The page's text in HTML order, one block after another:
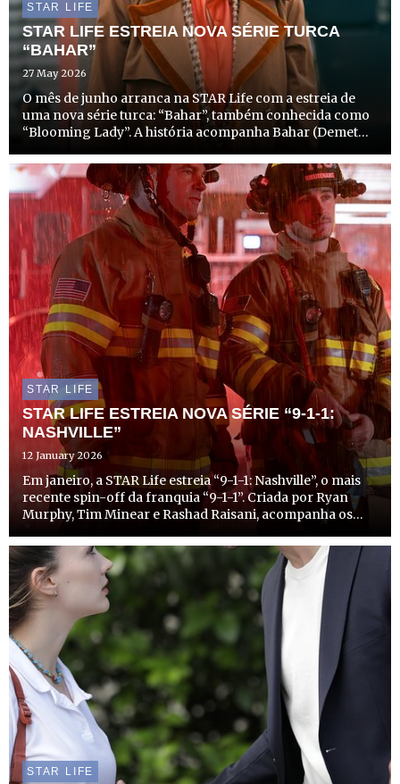
STAR LIFE
STAR LIFE ESTREIA NOVA SÉRIE TURCA
“BAHAR”
27 May 2026
O mês de junho arranca na STAR Life com a estreia de
uma nova série turca: “Bahar”, também conhecida como
“Blooming Lady”. A história acompanha Bahar (Demet
STAR LIFE
STAR LIFE ESTREIA NOVA SÉRIE “9-1-1:
NASHVILLE”
12 January 2026
Em janeiro, a STAR Life estreia “9-1-1: Nashville”, o mais
recente spin-off da franquia “9-1-1”. Criada por Ryan
Murphy, Tim Minear e Rashad Raisani, acompanha os
bombeiros, paramédicos e polícias da cidade, enquanto
enfr...
STAR LIFE